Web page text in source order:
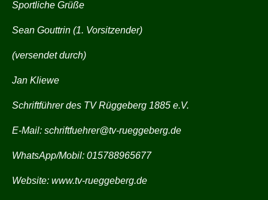
Sportliche Grüße
Sean Gouttrin (1. Vorsitzender)
(versendet durch)
Jan Kliewe
Schriftführer des TV Rüggeberg 1885 e.V.
E-Mail: schriftfuehrer@tv-rueggeberg.de
WhatsApp/Mobil: 015788965677
Website: www.tv-rueggeberg.de